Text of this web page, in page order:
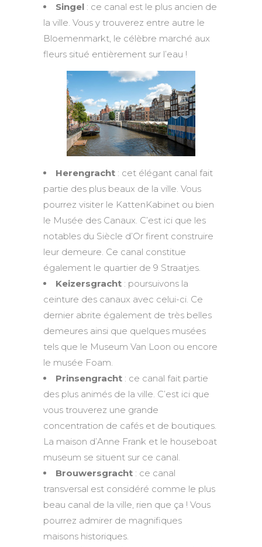
Singel : ce canal est le plus ancien de
la ville. Vous y trouverez entre autre le
Bloemenmarkt, le célèbre marché aux
fleurs situé entièrement sur l’eau !
Herengracht : cet élégant canal fait
partie des plus beaux de la ville. Vous
pourrez visiter le KattenKabinet ou bien
le Musée des Canaux. C’est ici que les
notables du Siècle d’Or firent construire
leur demeure. Ce canal constitue
également le quartier de 9 Straatjes.
Keizersgracht : poursuivons la
ceinture des canaux avec celui-ci. Ce
dernier abrite également de très belles
demeures ainsi que quelques musées
tels que le Museum Van Loon ou encore
le musée Foam.
Prinsengracht : ce canal fait partie
des plus animés de la ville. C’est ici que
vous trouverez une grande
concentration de cafés et de boutiques.
La maison d’Anne Frank et le houseboat
museum se situent sur ce canal.
Brouwersgracht : ce canal
transversal est considéré comme le plus
beau canal de la ville, rien que ça ! Vous
pourrez admirer de magnifiques
maisons historiques.